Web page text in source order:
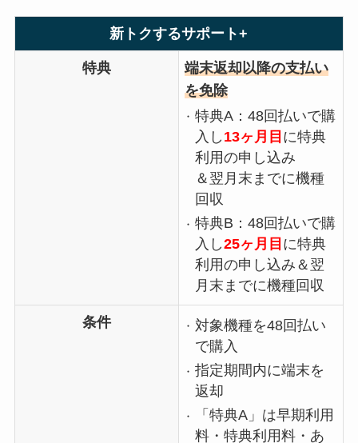
新トクするサポート+
特典
端末返却以降の支払い
を免除
特典A：48回払いで購
入し 13ヶ月目 に特典
利用の申し込み
＆翌月末までに機種
回収
特典B：48回払いで購
入し25ヶ月目 に特典
利用の申し込み＆翌
月末までに機種回収
条件
対象機種を48回払い
で購入
指定期間内に端末を
返却
「特典A」は早期利用
料・特典利用料・あ